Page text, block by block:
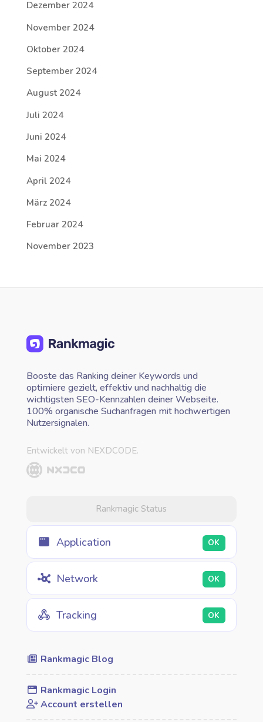
Dezember 2024
November 2024
Oktober 2024
September 2024
August 2024
Juli 2024
Juni 2024
Mai 2024
April 2024
März 2024
Februar 2024
November 2023
Booste das Ranking deiner Keywords und
optimiere gezielt, effektiv und nachhaltig die
wichtigsten SEO-Kennzahlen deiner Webseite.
100% organische Suchanfragen mit hochwertigen
Nutzersignalen.
Entwickelt von NEXDCODE.
Rankmagic Status
Application OK
Network OK
Tracking OK
Rankmagic Blog
Rankmagic Login
Account erstellen